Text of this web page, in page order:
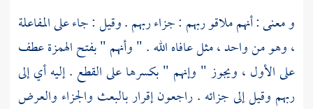
و معنى : أنهم ملاقو ربهم : جزاء ربهم . وقيل : جاء على المفاعلة
، وهو من واحد ، مثل عافاه الله . " وأنهم " بفتح الهمزة عطف
على الأول ، ويجوز " وإنهم " بكسرها على القطع . إليه أي إلى
ربهم وقيل إلى جزائه . راجعون إقرار بالبعث والجزاء والعرض